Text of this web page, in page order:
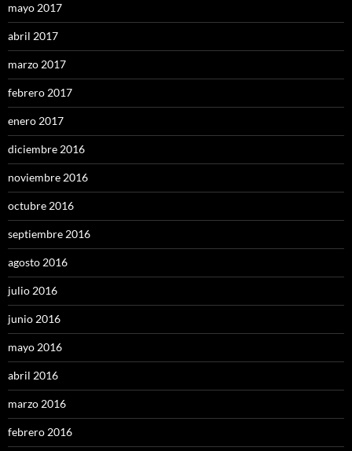
mayo 2017
abril 2017
marzo 2017
febrero 2017
enero 2017
diciembre 2016
noviembre 2016
octubre 2016
septiembre 2016
agosto 2016
julio 2016
junio 2016
mayo 2016
abril 2016
marzo 2016
febrero 2016